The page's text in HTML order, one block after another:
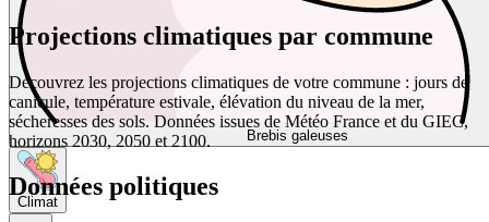
Brebis galeuses
Climat
Projections climatiques par commune
Découvrez les projections climatiques de votre commune : jours de
canicule, température estivale, élévation du niveau de la mer,
sécheresses des sols. Données issues de Météo France et du GIEC,
horizons 2030, 2050 et 2100.
Données politiques